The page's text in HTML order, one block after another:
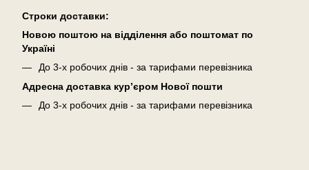
Cтроки доставки:
Новою поштою на відділення або поштомат по
Україні
До 3-х робочих днів - за тарифами перевізника
Адресна доставка кур’єром Нової пошти
До 3-х робочих днів - за тарифами перевізника